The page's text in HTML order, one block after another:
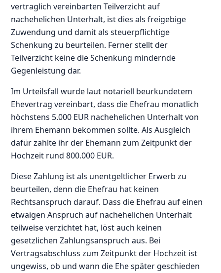
vertraglich vereinbarten Teilverzicht auf
nachehelichen Unterhalt, ist dies als freigebige
Zuwendung und damit als steuerpflichtige
Schenkung zu beurteilen. Ferner stellt der
Teilverzicht keine die Schenkung mindernde
Gegenleistung dar.
Im Urteilsfall wurde laut notariell beurkundetem
Ehevertrag vereinbart, dass die Ehefrau monatlich
höchstens 5.000 EUR nachehelichen Unterhalt von
ihrem Ehemann bekommen sollte. Als Ausgleich
dafür zahlte ihr der Ehemann zum Zeitpunkt der
Hochzeit rund 800.000 EUR.
Diese Zahlung ist als unentgeltlicher Erwerb zu
beurteilen, denn die Ehefrau hat keinen
Rechtsanspruch darauf. Dass die Ehefrau auf einen
etwaigen Anspruch auf nachehelichen Unterhalt
teilweise verzichtet hat, löst auch keinen
gesetzlichen Zahlungsanspruch aus. Bei
Vertragsabschluss zum Zeitpunkt der Hochzeit ist
ungewiss, ob und wann die Ehe später geschieden